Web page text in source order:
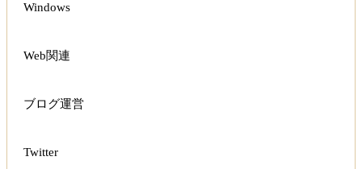
Windows
Web関連
ブログ運営
Twitter